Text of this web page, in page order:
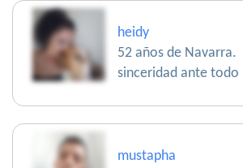
heidy
52 años de Navarra.
sinceridad ante todo
mustapha